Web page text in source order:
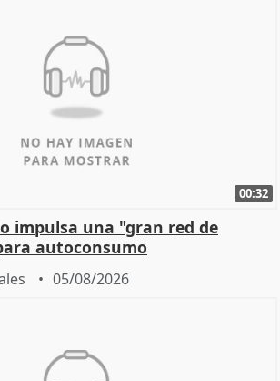
00:32
impulsa una "gran red de
autoconsumo
05/08/2026